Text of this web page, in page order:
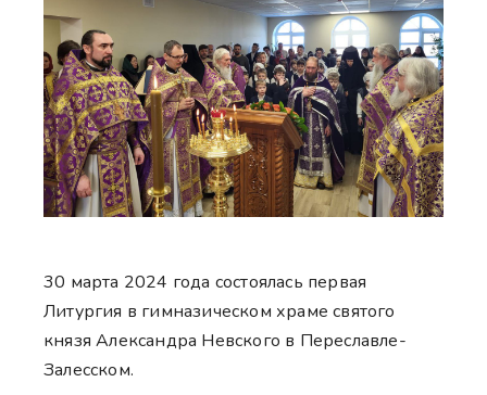
30 марта 2024 года состоялась первая
Литургия в гимназическом храме святого
князя Александра Невского в Переславле-
Залесском.